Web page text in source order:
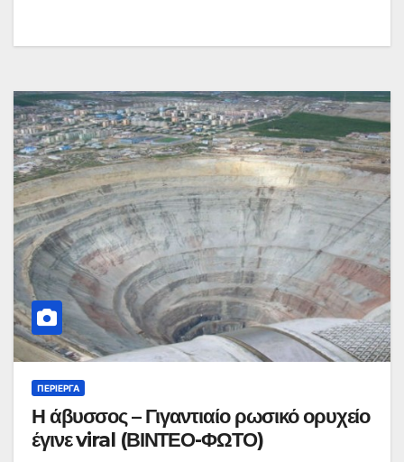
ΠΕΡΊΕΡΓΑ
Η άβυσσος – Γιγαντιαίο ρωσικό ορυχείο
έγινε viral (ΒΙΝΤΕΟ-ΦΩΤΟ)